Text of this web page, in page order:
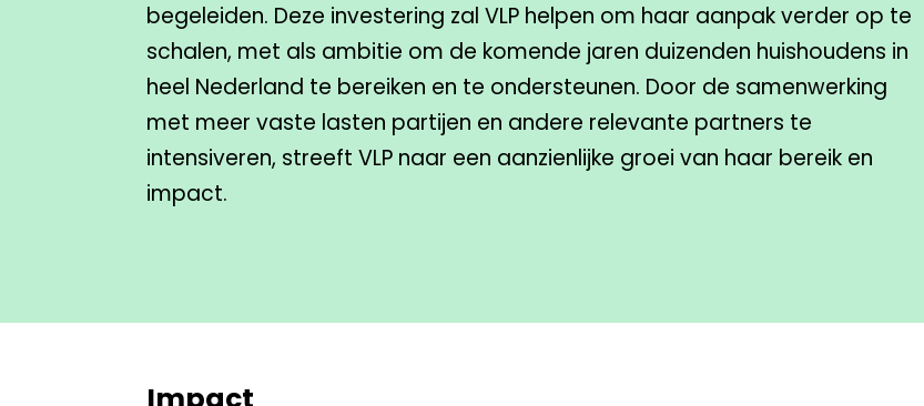
begeleiden. Deze investering zal VLP helpen om haar aanpak verder op te
schalen, met als ambitie om de komende jaren duizenden huishoudens in
heel Nederland te bereiken en te ondersteunen. Door de samenwerking
met meer vaste lasten partijen en andere relevante partners te
intensiveren, streeft VLP naar een aanzienlijke groei van haar bereik en
impact.